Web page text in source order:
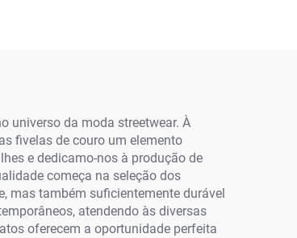
universo da moda streetwear. À
fivelas de couro um elemento
e dedicamo-nos à produção de
começa na seleção dos
mas também suficientemente durável
atendendo às diversas
oferecem a oportunidade perfeita